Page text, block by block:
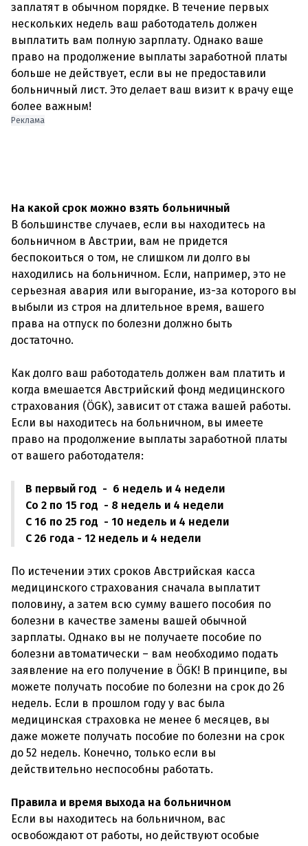
заплатят в обычном порядке. В течение первых
нескольких недель ваш работодатель должен
выплатить вам полную зарплату. Однако ваше
право на продолжение выплаты заработной платы
больше не действует, если вы не предоставили
больничный лист. Это делает ваш визит к врачу еще
более важным!
Реклама
На какой срок можно взять больничный
В большинстве случаев, если вы находитесь на
больничном в Австрии, вам не придется
беспокоиться о том, не слишком ли долго вы
находились на больничном. Если, например, это не
серьезная авария или выгорание, из-за которого вы
выбыли из строя на длительное время, вашего
права на отпуск по болезни должно быть
достаточно.
Как долго ваш работодатель должен вам платить и
когда вмешается Австрийский фонд медицинского
страхования (ÖGK), зависит от стажа вашей работы.
Если вы находитесь на больничном, вы имеете
право на продолжение выплаты заработной платы
В первый год - 6 недель и 4 недели
Со 2 по 15 год - 8 недель и 4 недели
С 16 по 25 год - 10 недель и 4 недели
С 26 года - 12 недель и 4 недели
По истечении этих сроков Австрийская касса
медицинского страхования сначала выплатит
половину, а затем всю сумму вашего пособия по
болезни в качестве замены вашей обычной
зарплаты. Однако вы не получаете пособие по
болезни автоматически – вам необходимо подать
заявление на его получение в ÖGK! В принципе, вы
можете получать пособие по болезни на срок до 26
недель. Если в прошлом году у вас была
медицинская страховка не менее 6 месяцев, вы
даже можете получать пособие по болезни на срок
до 52 недель. Конечно, только если вы
действительно неспособны работать.
Правила и время выхода на больничном
Если вы находитесь на больничном, вас
освобождают от работы, но действуют особые